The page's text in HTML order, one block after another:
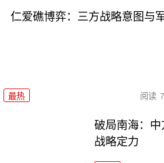
仁爱礁博弈：三方战略意图与
最热 阅读
破局南海：
战略定力